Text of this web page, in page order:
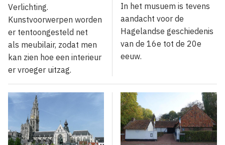
Verlichting.
Kunstvoorwerpen worden
er tentoongesteld net
als meubilair, zodat men
kan zien hoe een interieur
er vroeger uitzag.
In het musuem is tevens
aandacht voor de
Hagelandse geschiedenis
van de 16e tot de 20e
eeuw.